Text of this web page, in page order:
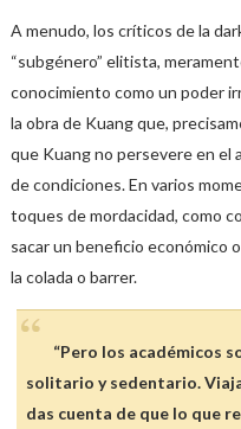
A menudo, los críticos de la
“subgénero” elitista,
conocimiento como un poder
la obra de Kuang que,
que Kuang no persevere en el
de condiciones. En varios
toques de mordacidad, como
sacar un beneficio económico
la colada o barrer.
“Pero los académicos
solitario y sedentario.
das cuenta de que lo que